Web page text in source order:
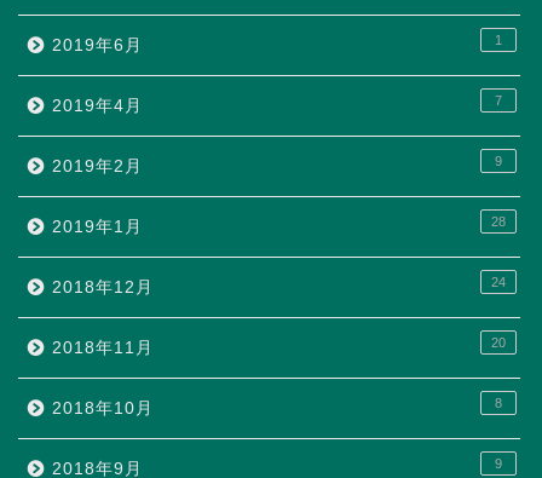
2019年6月 1
2019年4月 7
2019年2月 9
2019年1月 28
2018年12月 24
2018年11月 20
2018年10月 8
2018年9月 9